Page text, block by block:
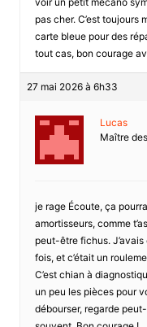
pas cher. C’est toujours
carte bleue pour des
tout cas, bon courage
27 mai 2026 à 6h33
Lucas
Maître
je rage Écoute, ça
amortisseurs, comme
peut-être fichus.
fois, et c’était un
C’est chian à
un peu les pièces pour
débourser, regarde